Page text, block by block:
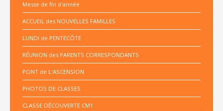
Messe de fin d'année
ACCUEIL des NOUVELLES FAMILLES
LUNDI de PENTECÔTE
RÉUNION des PARENTS CORRESPONDANTS
PONT de L'ASCENSION
PHOTOS DE CLASSES
CLASSE DÉCOUVERTE CM1